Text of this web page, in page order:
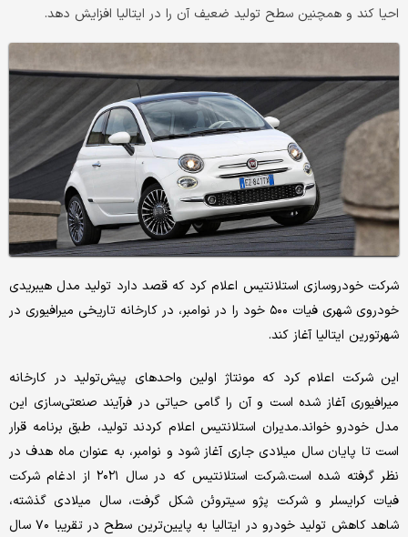
احیا کند و همچنین سطح تولید ضعیف آن را در ایتالیا افزایش دهد.
شرکت خودروسازی استلانتیس اعلام کرد که قصد دارد تولید مدل هیبریدی
خودروی شهری فیات ۵۰۰ خود را در نوامبر، در کارخانه تاریخی میرافیوری در
شهرتورین ایتالیا آغاز کند.
این شرکت اعلام کرد که مونتاژ اولین واحدهای پیش‌‌تولید در کارخانه
میرافیوری آغاز شده است و آن را گامی حیاتی در فرآیند صنعتی‌‌سازی این
مدل خودرو خواند.مدیران استلانتیس اعلام کردند تولید، طبق برنامه قرار
است تا پایان سال میلادی جاری آغاز شود و نوامبر، به عنوان ماه هدف در
نظر گرفته شده است.شرکت استلانتیس که در سال ۲۰۲۱ از ادغام شرکت
فیات کرایسلر و شرکت پژو سیتروئن شکل گرفت، سال میلادی گذشته،
شاهد کاهش تولید خودرو در ایتالیا به پایین‌‌ترین سطح در تقریبا ۷۰ سال